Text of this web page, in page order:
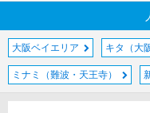
大阪ベイエリア キタ（大
ミナミ（難波・天王寺）